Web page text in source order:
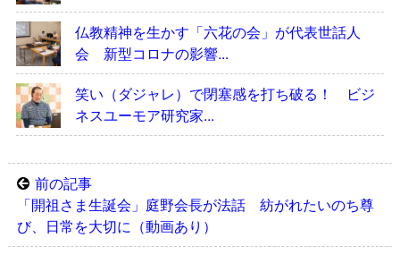
仏教精神を生かす「六花の会」が代表世話人
会 新型コロナの影響...
笑い（ダジャレ）で閉塞感を打ち破る！ ビジ
ネスユーモア研究家...
前の記事
「開祖さま生誕会」庭野会長が法話 紡がれたいのち尊
び、日常を大切に（動画あり）